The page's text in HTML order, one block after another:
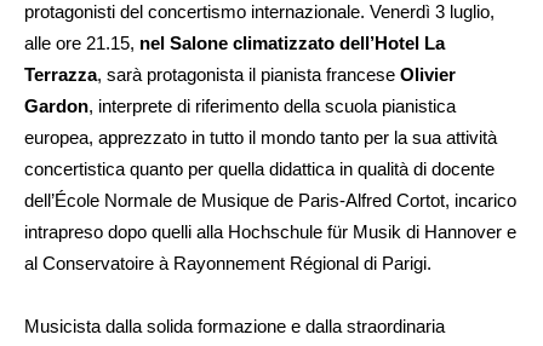
protagonisti del concertismo internazionale. Venerdì 3 luglio,
alle ore 21.15, nel Salone climatizzato dell’Hotel La
Terrazza, sarà protagonista il pianista francese Olivier
Gardon, interprete di riferimento della scuola pianistica
europea, apprezzato in tutto il mondo tanto per la sua attività
concertistica quanto per quella didattica in qualità di docente
dell’École Normale de Musique de Paris-Alfred Cortot, incarico
intrapreso dopo quelli alla Hochschule für Musik di Hannover e
al Conservatoire à Rayonnement Régional di Parigi.
Musicista dalla solida formazione e dalla straordinaria